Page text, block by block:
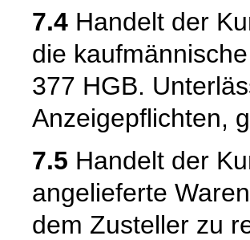
7.4 Handelt der
die
377 HGB.
Anzeigepflichten,
7.5 Handelt der
angelieferte
dem Zusteller zu